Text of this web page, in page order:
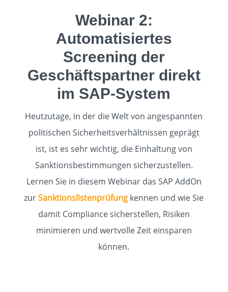
Webinar 2:
Automatisiertes
Screening der
Geschäftspartner direkt
im SAP-System
Heutzutage, in der die Welt von an­ge­spannten
politischen Sicher­heits­ver­hält­nis­sen geprägt
ist, ist es sehr wichtig, die Ein­haltung von
Sanktionsbestimmungen si­cher­zu­stellen.
Lernen Sie in diesem Webinar das SAP AddOn
zurSank­tions­listen­prüfung kennen und wie Sie
damit Compliance sicherstellen, Risiken
minimieren und wertvolle Zeit einsparen
können.